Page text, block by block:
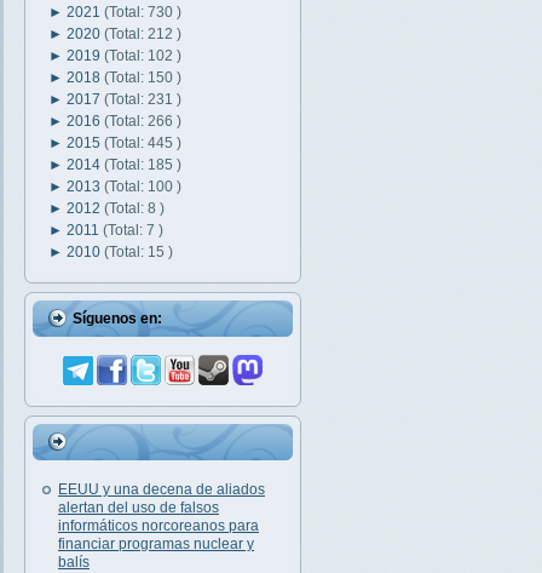
► 2021 (Total: 730 )
► 2020 (Total: 212 )
► 2019 (Total: 102 )
► 2018 (Total: 150 )
► 2017 (Total: 231 )
► 2016 (Total: 266 )
► 2015 (Total: 445 )
► 2014 (Total: 185 )
► 2013 (Total: 100 )
► 2012 (Total: 8 )
► 2011 (Total: 7 )
► 2010 (Total: 15 )
Síguenos en:
EEUU y una decena de aliados
alertan del uso de falsos
informáticos norcoreanos para
financiar programas nuclear y
balís